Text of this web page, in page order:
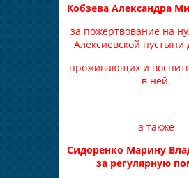
Кобзева Александра
за пожертвование на
Алексиевской пустыни
проживающих и
в ней.
а также
Сидоренко Марину
за регулярную